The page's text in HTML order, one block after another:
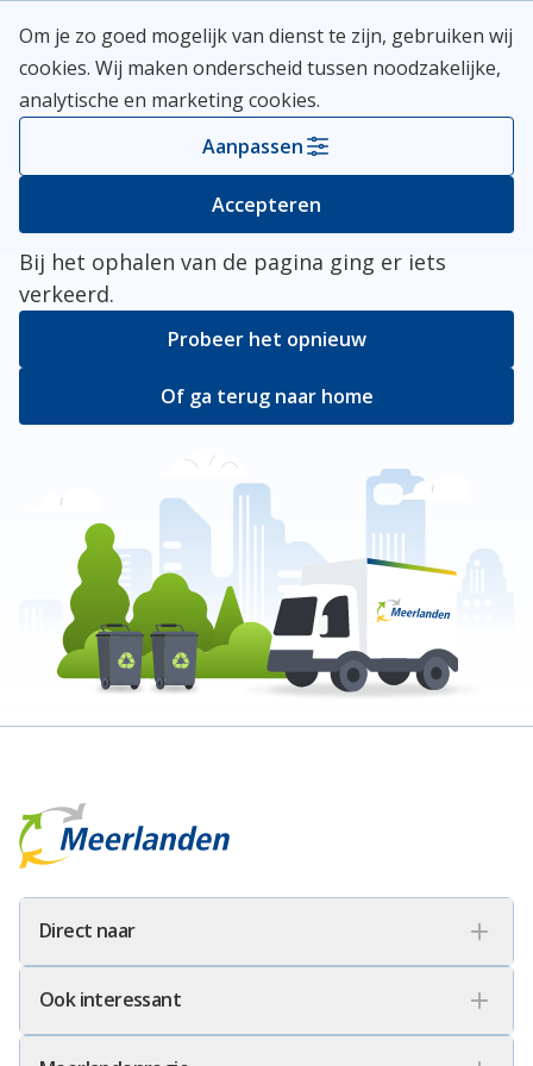
naar
inhoud
Meerlanden Logo
Open
Kies je gemeente
Er ging iets mis
Bij het ophalen van de pagina ging er iets
verkeerd.
Probeer het opnieuw
Of ga terug naar home
Meerlanden Logo
Direct naar
Ook interessant
Om je zo goed mogelijk van dienst te zijn, gebruiken wij
cookies. Wij maken onderscheid tussen noodzakelijke,
analytische en marketing cookies.
Aanpassen
Accepteren